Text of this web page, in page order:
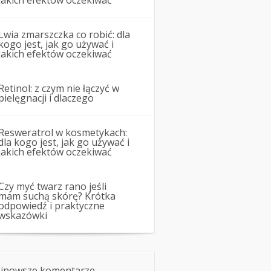
zmarszczka co robić: dla
jest, jak go używać i
efektów oczekiwać
z czym nie łączyć w
i dlaczego
w kosmetykach:
kogo jest, jak go używać i
efektów oczekiwać
myć twarz rano jeśli
suchą skórę? Krótka
i praktyczne